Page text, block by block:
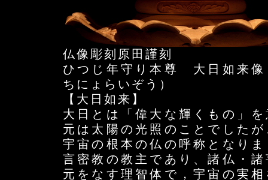
仏像彫刻原田謹刻
ひつじ年守り本尊 大日如来像
ちにょらいぞう）
【大日如来】
大日とは「偉大な輝くもの」
元は太陽の光照のことでした
宇宙の根本の仏の呼称となり
言密教の教主であり、諸仏・
元をなす理智体で，宇宙の実